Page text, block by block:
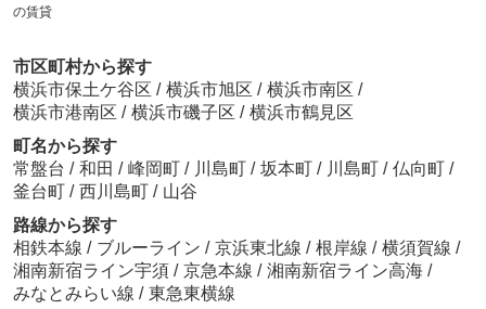
の賃貸
市区町村から探す
横浜市保土ケ谷区 / 横浜市旭区 / 横浜市南区 /
横浜市港南区 / 横浜市磯子区 / 横浜市鶴見区
町名から探す
常盤台 / 和田 / 峰岡町 / 川島町 / 坂本町 / 川島町 / 仏向町 /
釜台町 / 西川島町 / 山谷
路線から探す
相鉄本線 / ブルーライン / 京浜東北線 / 根岸線 / 横須賀線 /
湘南新宿ライン宇須 / 京急本線 / 湘南新宿ライン高海 /
みなとみらい線 / 東急東横線